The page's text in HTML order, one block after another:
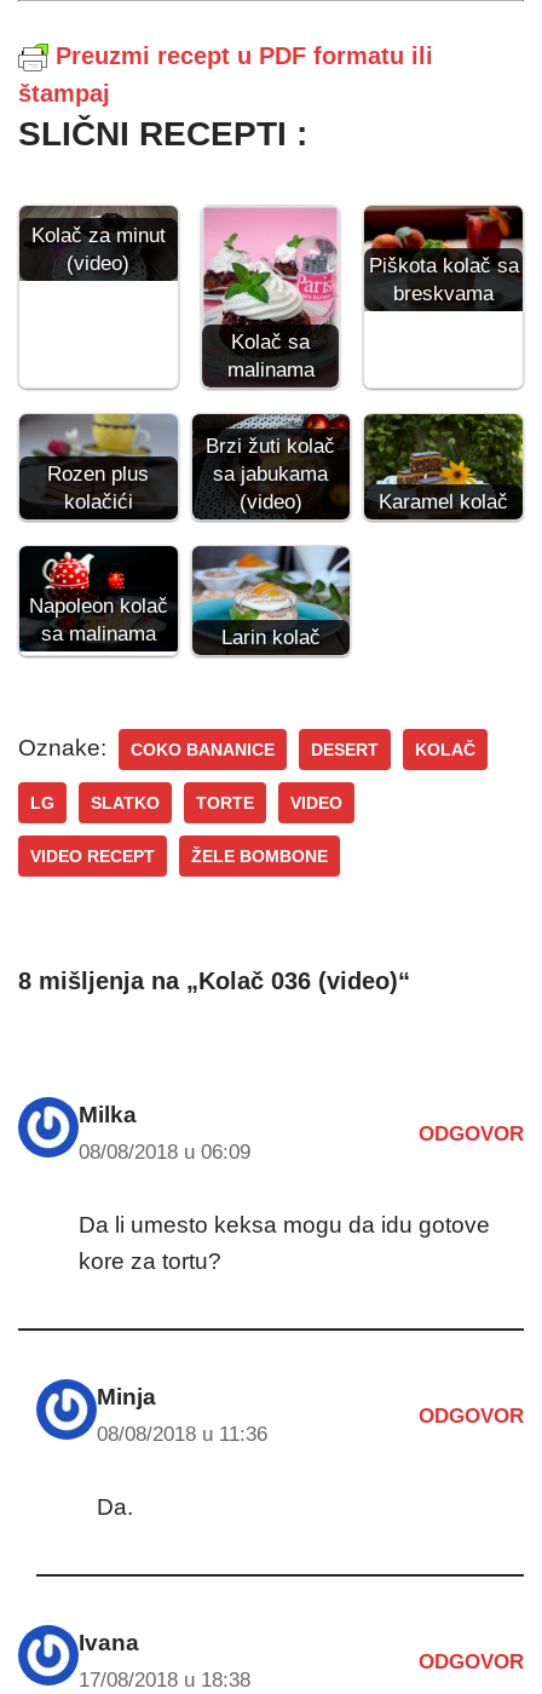
Preuzmi recept u PDF formatu ili
štampaj
SLIČNI RECEPTI :
Kolač za minut
(video)
Kolač sa
malinama
Piškota kolač sa
breskvama
Rozen plus
kolačići
Brzi žuti kolač
sa jabukama
(video)
Karamel kolač
Napoleon kolač
sa malinama
Larin kolač
Oznake: COKO BANANICE DESERT KOLAČ
LG SLATKO TORTE VIDEO
VIDEO RECEPT ŽELE BOMBONE
8 mišljenja na „Kolač 036 (video)“
Milka
08/08/2018 u 06:09
ODGOVOR
Da li umesto keksa mogu da idu gotove
kore za tortu?
Minja
08/08/2018 u 11:36
ODGOVOR
Da.
Ivana
17/08/2018 u 18:38
ODGOVOR